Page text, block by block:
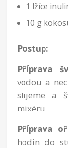
1 lžíce
10 g
Postup:
Příprava
vodou a
slijeme a
mixéru.
Příprava
hodin do